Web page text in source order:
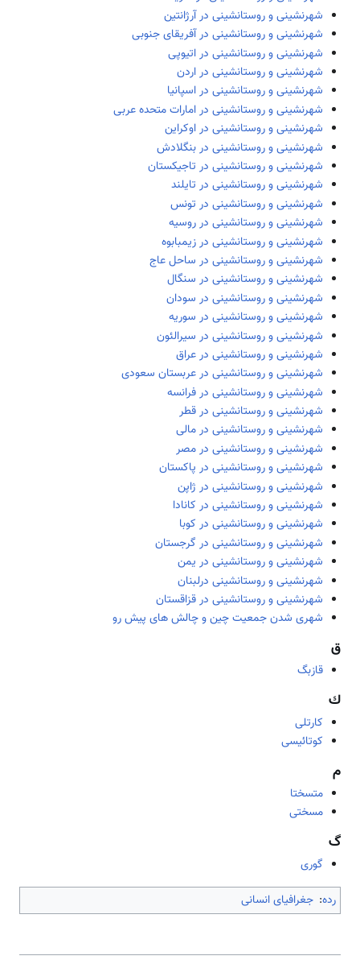
شهرنشینی و روستانشینی در آرژانتین
شهرنشینی و روستانشینی در آفریقای جنوبی
شهرنشینی و روستانشینی در اتیوپی
شهرنشینی و روستانشینی در اردن
شهرنشینی و روستانشینی در اسپانیا
شهرنشینی و روستانشینی در امارات متحده عربی
شهرنشینی و روستانشینی در اوکراین
شهرنشینی و روستانشینی در بنگلادش
شهرنشینی و روستانشینی در تاجیکستان
شهرنشینی و روستانشینی در تایلند
شهرنشینی و روستانشینی در تونس
شهرنشینی و روستانشینی در روسیه
شهرنشینی و روستانشینی در زیمبابوه
شهرنشینی و روستانشینی در ساحل عاج
شهرنشینی و روستانشینی در سنگال
شهرنشینی و روستانشینی در سودان
شهرنشینی و روستانشینی در سوریه
شهرنشینی و روستانشینی در سیرالئون
شهرنشینی و روستانشینی در عراق
شهرنشینی و روستانشینی در عربستان سعودی
شهرنشینی و روستانشینی در فرانسه
شهرنشینی و روستانشینی در قطر
شهرنشینی و روستانشینی در مالی
شهرنشینی و روستانشینی در مصر
شهرنشینی و روستانشینی در پاکستان
شهرنشینی و روستانشینی در ژاپن
شهرنشینی و روستانشینی در کانادا
شهرنشینی و روستانشینی در کوبا
شهرنشینی و روستانشینی در گرجستان
شهرنشینی و روستانشینی در یمن
شهرنشینی و روستانشینی درلبنان
شهرنشینی و روستا‌نشینی در قزاقستان
شهری شدن جمعیت چین و چالش های پیش رو
ق
قازبگ
ك
كارتلی
كوتائیسی
م
متسختا
مسختی
گ
گوری
رده: جغرافیای انسانی